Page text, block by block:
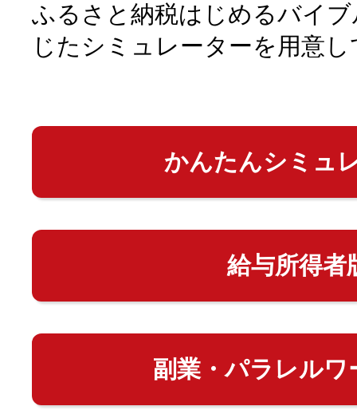
ふるさと納税はじめるバイ
じたシミュレーターを用意
かんたんシミュ
給与所得者
副業・パラレルワ